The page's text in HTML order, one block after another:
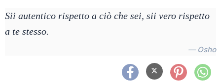
Sii autentico rispetto a ciò che sei, sii vero rispetto
a te stesso.
— Osho